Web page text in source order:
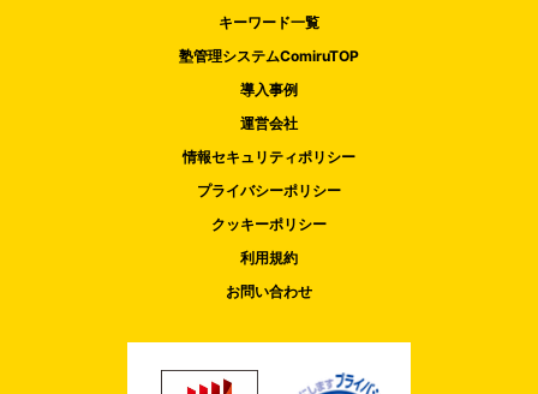
キーワード一覧
塾管理システムComiruTOP
導入事例
運営会社
情報セキュリティポリシー
プライバシーポリシー
クッキーポリシー
利用規約
お問い合わせ